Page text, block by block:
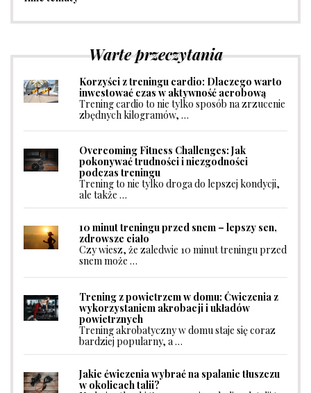
Warte przeczytania
Korzyści z treningu cardio: Dlaczego warto
inwestować czas w aktywność aerobową
Trening cardio to nie tylko sposób na zrzucenie
zbędnych kilogramów, …
Overcoming Fitness Challenges: Jak
pokonywać trudności i niezgodności
podczas treningu
Trening to nie tylko droga do lepszej kondycji,
ale także …
10 minut treningu przed snem – lepszy sen,
zdrowsze ciało
Czy wiesz, że zaledwie 10 minut treningu przed
snem może …
Trening z powietrzem w domu: Ćwiczenia z
wykorzystaniem akrobacji i układów
powietrznych
Trening akrobatyczny w domu staje się coraz
bardziej popularny, a …
Jakie ćwiczenia wybrać na spalanie tłuszczu
w okolicach talii?